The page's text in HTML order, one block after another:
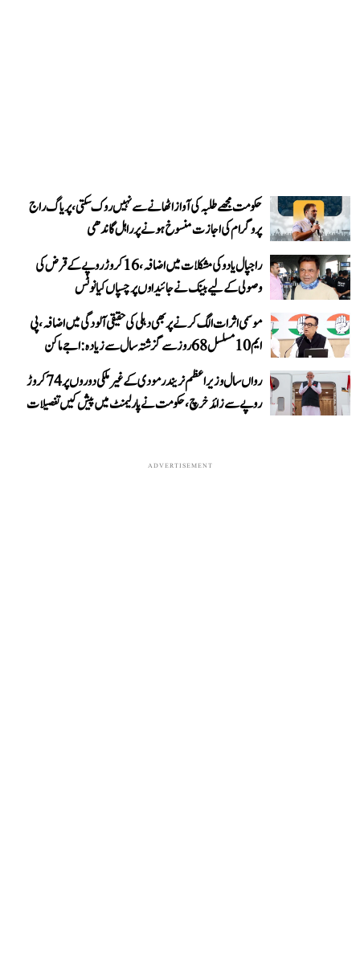
حکومت مجھے طلبہ کی آواز اٹھانے سے نہیں روک سکتی، پریاگ راج
پروگرام کی اجازت منسوخ ہونے پر راہل گاندھی
راجپال یادو کی مشکلات میں اضافہ، 16 کروڑ روپے کے قرض کی
وصولی کے لیے بینک نے جائیداوں پر چسپاں کیا نوٹس
موسمی اثرات الگ کرنے پر بھی دہلی کی حقیقی آلودگی میں اضافہ، پی
ایم 10 مسلسل 68 روز سے گزشتہ سال سے زیادہ: اجے ماکن
رواں سال وزیر اعظم نریندر مودی کے غیر ملکی دوروں پر 74 کروڑ
روپے سے زائد خرچ، حکومت نے پارلیمنٹ میں پیش کیں تفصیلات
ADVERTISEMENT